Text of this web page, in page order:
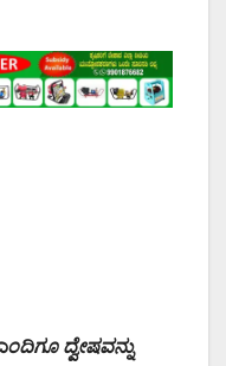
ದ್ವೇಷವನ್ನು